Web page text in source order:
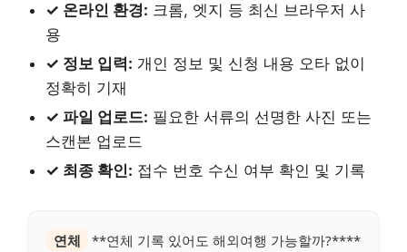
✓ 온라인 환경: 크롬, 엣지 등 최신 브라우저 사
용
✓ 정보 입력: 개인 정보 및 신청 내용 오타 없이
정확히 기재
✓ 파일 업로드: 필요한 서류의 선명한 사진 또는
스캔본 업로드
✓ 최종 확인: 접수 번호 수신 여부 확인 및 기록
연체
**연체 기록 있어도 해외여행 가능할까?****